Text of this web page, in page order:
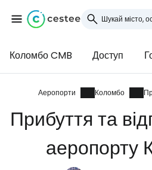
Коломбо CMB Доступ
Аеропорти Коломбо
Прибуття та
аеропорту
Увійдіть до
... світова туристична
Продовжуйте